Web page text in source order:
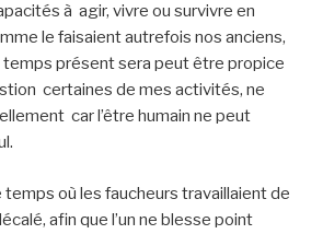
à agir, vivre ou survivre en
le faisaient autrefois nos anciens,
temps présent sera peut être propice
certaines de mes activités, ne
car l’être humain ne peut
temps où les faucheurs travaillaient de
afin que l’un ne blesse point